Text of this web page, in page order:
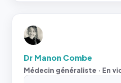
Dr Manon Combe
Médecin généraliste · En